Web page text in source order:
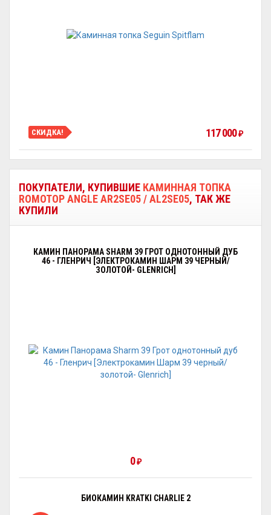
СКИДКА! 117 000₽
ПОКУПАТЕЛИ, КУПИВШИЕ КАМИННАЯ ТОПКА
ROMOTOP ANGLE AR2SE05 / AL2SE05, ТАК ЖЕ
КУПИЛИ
КАМИН ПАНОРАМА SHARM 39 ГРОТ ОДНОТОННЫЙ ДУБ
46 - ГЛЕНРИЧ [ЭЛЕКТРОКАМИН ШАРМ 39 ЧЕРНЫЙ/
ЗОЛОТОЙ- GLENRICH]
0₽
БИОКАМИН KRATKI CHARLIE 2